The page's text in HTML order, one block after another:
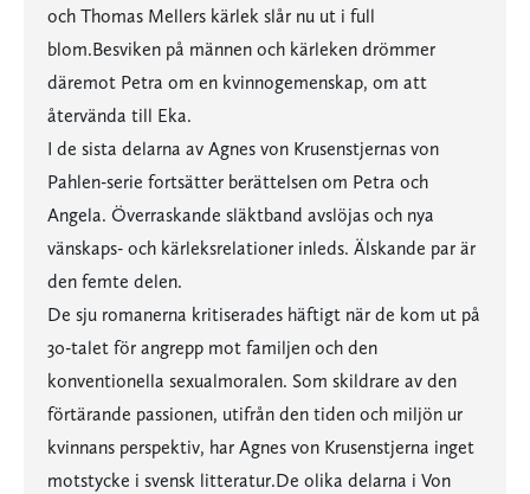
och Thomas Mellers kärlek slår nu ut i full
blom.Besviken på männen och kärleken drömmer
däremot Petra om en kvinnogemenskap, om att
återvända till Eka.
I de sista delarna av Agnes von Krusenstjernas von
Pahlen-serie fortsätter berättelsen om Petra och
Angela. Överraskande släktband avslöjas och nya
vänskaps- och kärleksrelationer inleds. Älskande par är
den femte delen.
De sju romanerna kritiserades häftigt när de kom ut på
30-talet för angrepp mot familjen och den
konventionella sexualmoralen. Som skildrare av den
förtärande passionen, utifrån den tiden och miljön ur
kvinnans perspektiv, har Agnes von Krusenstjerna inget
motstycke i svensk litteratur.De olika delarna i Von